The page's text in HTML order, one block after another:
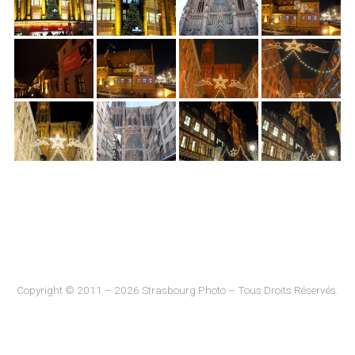
Copyright © 2011 – 2026 Strasbourg Photo – Tous Droits Réservés.